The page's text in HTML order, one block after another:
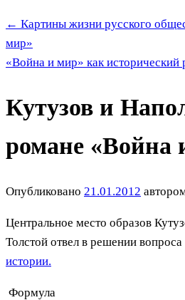
← Картины жизни русского
мир»
«Война и мир» как исторический
Кутузов и
романе «Война
Опубликовано 21.01.2012
Центральное место образов
Толстой отвел в решении
истории.
Формула